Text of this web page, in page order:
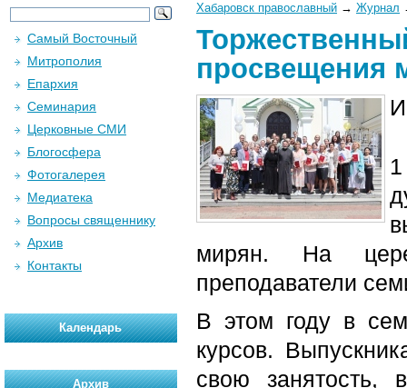
Хабаровск православный → Журнал
просвещения
мирян. На
преподаватели
В этом году в
курсов.
свою занятость,
Самый Восточный
Митрополия
Епархия
Семинария
Церковные СМИ
Блогосфера
Фотогалерея
Медиатека
Вопросы священнику
Архив
Контакты
Календарь
Архив